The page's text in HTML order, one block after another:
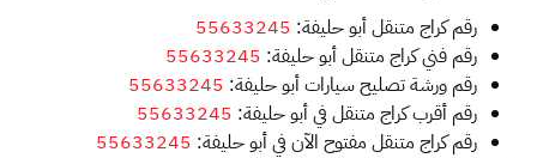
رقم كراج متنقل أبو حليفة: 55633245
رقم فني كراج متنقل أبو حليفة: 55633245
رقم ورشة تصليح سيارات أبو حليفة: 55633245
رقم أقرب كراج متنقل في أبو حليفة: 55633245
رقم كراج متنقل مفتوح الآن في أبو حليفة: 55633245